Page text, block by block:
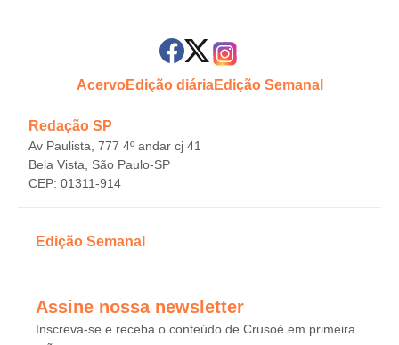
AcervoEdição diáriaEdição Semanal
Redação SP
Av Paulista, 777 4º andar cj 41
Bela Vista, São Paulo-SP
CEP: 01311-914
Edição Semanal
Assine nossa newsletter
Inscreva-se e receba o conteúdo de Crusoé em primeira